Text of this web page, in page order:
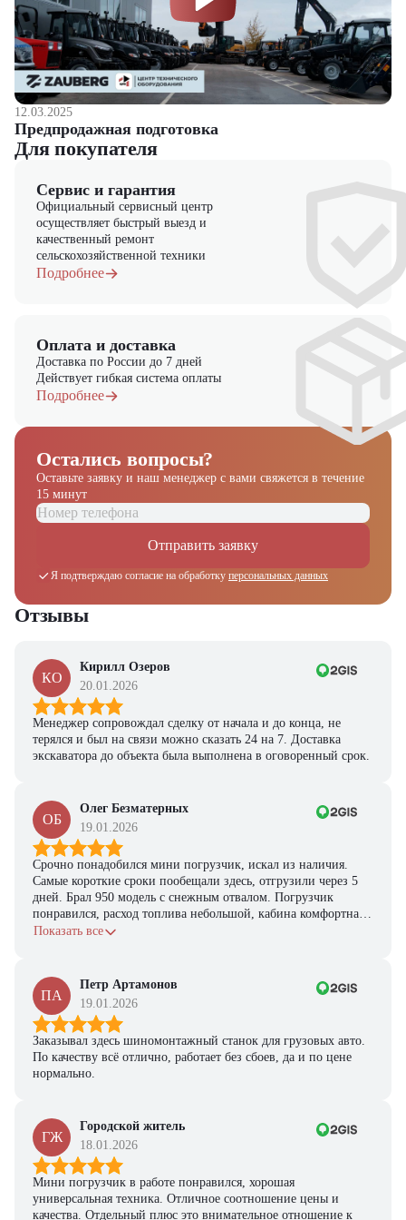
12.03.2025
Предпродажная подготовка
Для покупателя
Сервис и гарантия
Официальный сервисный центр
осуществляет быстрый выезд и
качественный ремонт
сельскохозяйственной техники
Подробнее
Оплата и доставка
Доставка по России до 7 дней
Действует гибкая система оплаты
Подробнее
Остались вопросы?
Оставьте заявку и наш менеджер с вами свяжется в течение
15 минут
Отправить заявку
Я подтверждаю согласие на обработку персональных данных
Отзывы
КО
Кирилл Озеров
20.01.2026
Менеджер сопровождал сделку от начала и до конца, не
терялся и был на связи можно сказать 24 на 7. Доставка
экскаватора до объекта была выполнена в оговоренный срок.
ОБ
Олег Безматерных
19.01.2026
Срочно понадобился мини погрузчик, искал из наличия.
Самые короткие сроки пообещали здесь, отгрузили через 5
дней. Брал 950 модель с снежным отвалом. Погрузчик
понравился, расход топлива небольшой, кабина комфортная,
с задачами справляется.
Показать все
ПА
Петр Артамонов
19.01.2026
Заказывал здесь шиномонтажный станок для грузовых авто.
По качеству всё отлично, работает без сбоев, да и по цене
нормально.
ГЖ
Городской житель
18.01.2026
Мини погрузчик в работе понравился, хорошая
универсальная техника. Отличное соотношение цены и
качества. Отдельный плюс это внимательное отношение к
Получите выгодное
предложение на спецтехнику
Ответьте на несколько вопросов — мы предоставим
персональную подборку моделей и лучшие условия
покупки